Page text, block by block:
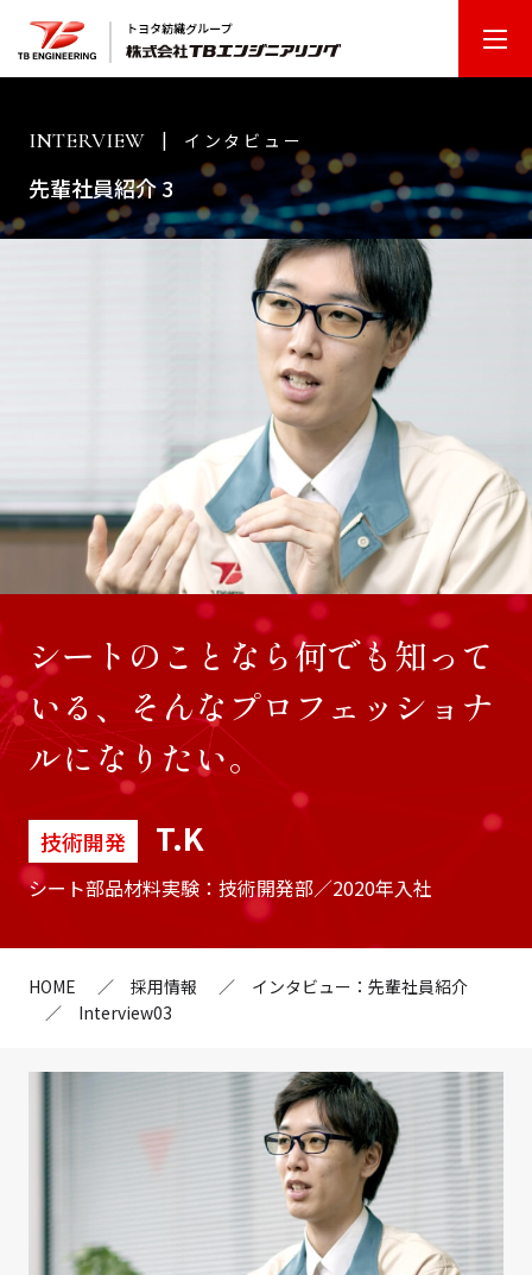
ニ
ア
INTERVIEW インタビュー
先輩社員紹介 3
シートのことなら何でも知って
いる、
そんなプロフェッショナ
ルになりたい。
技術開発 T.K
シート部品材料実験：技術開発部／2020年入社
HOME 採用情報
インタビュー：先輩社員紹介
Interview03